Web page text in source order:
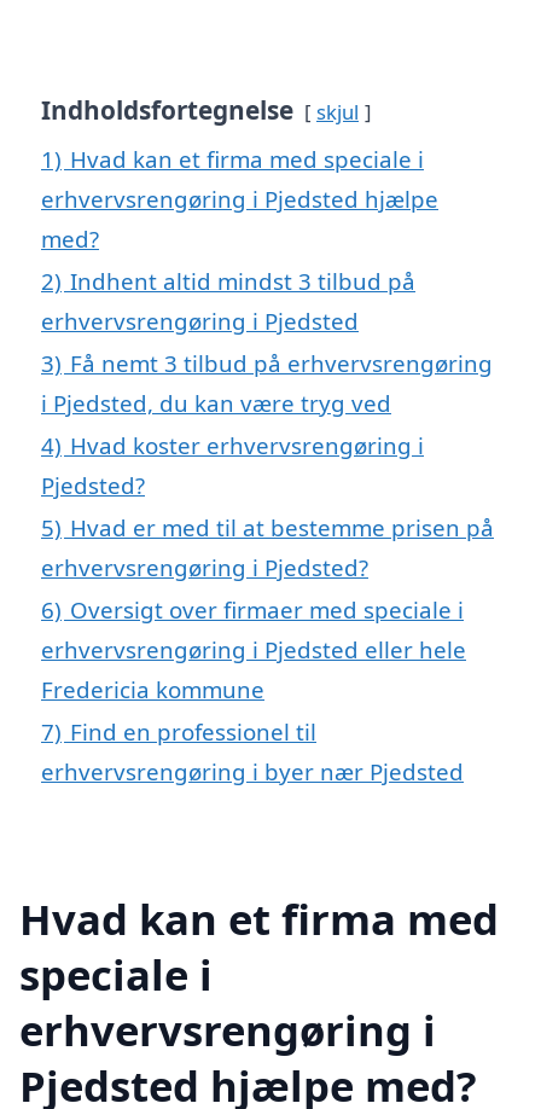
Indholdsfortegnelse skjul
1) Hvad kan et firma med speciale i
erhvervsrengøring i Pjedsted hjælpe
med?
2) Indhent altid mindst 3 tilbud på
erhvervsrengøring i Pjedsted
3) Få nemt 3 tilbud på erhvervsrengøring
i Pjedsted, du kan være tryg ved
4) Hvad koster erhvervsrengøring i
Pjedsted?
5) Hvad er med til at bestemme prisen på
erhvervsrengøring i Pjedsted?
6) Oversigt over firmaer med speciale i
erhvervsrengøring i Pjedsted eller hele
Fredericia kommune
7) Find en professionel til
erhvervsrengøring i byer nær Pjedsted
Hvad kan et firma med
speciale i
erhvervsrengøring i
Pjedsted hjælpe med?